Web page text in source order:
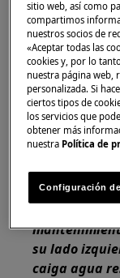
desenchufe
fuente de
Algunos de
mecánica
se
proceder con
de colocarlo
Si es
su lado
caiga agua
sitio web, así como
compartimos
nuestros socios de
«Aceptar todas las
cookies y, por lo
nuestra página web,
personalizada. Si
ciertos tipos de
los servicios que
obtener más
nuestra Política de
Configuración